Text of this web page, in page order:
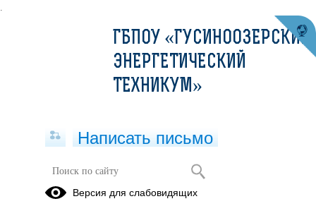
.
Конкурс презентаций Деньги мира
ГБПОУ «ГУСИНООЗЕРСКИЙ
ЭНЕРГЕТИЧЕСКИЙ
ТЕХНИКУМ»
Написать письмо
Версия для слабовидящих